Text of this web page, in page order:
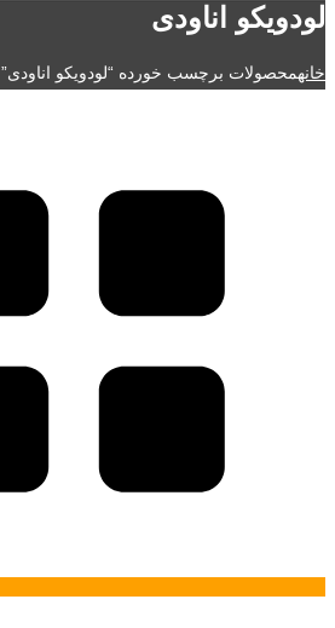
لودویکو اناودی
خانهمحصولات برچسب خورده “لودویکو اناودی”